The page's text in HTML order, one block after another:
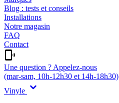
Blog : tests et conseils
Installations
Notre magasin
FAQ
Contact
Une question ? Appelez-nous
(mar-sam, 10h-12h30 et 14h-18h30)
Vinyle